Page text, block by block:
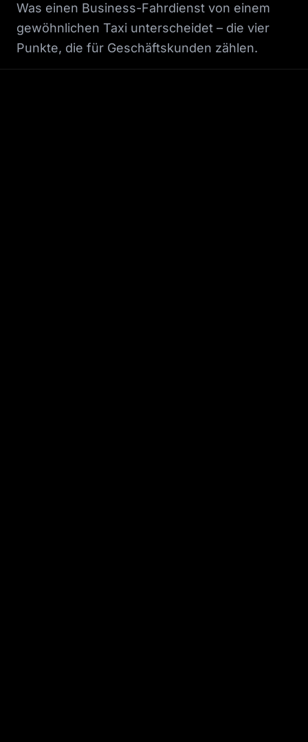
Was einen Business-Fahrdienst von einem
gewöhnlichen Taxi unterscheidet – die vier
Punkte, die für Geschäftskunden zählen.